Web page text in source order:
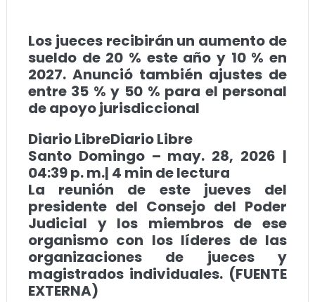
Los jueces recibirán un aumento de
sueldo de 20 % este año y 10 % en
2027. Anunció también ajustes de
entre 35 % y 50 % para el personal
de apoyo jurisdiccional
Diario LibreDiario Libre
Santo Domingo – may. 28, 2026 |
04:39 p. m.| 4 min de lectura
La reunión de este jueves del
presidente del Consejo del Poder
Judicial y los miembros de ese
organismo con los líderes de las
organizaciones de jueces y
magistrados individuales. (FUENTE
EXTERNA)